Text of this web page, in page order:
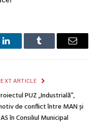
LinkedInTumblr Email
ARTICLE
PUZ „Industrială”,
de conflict între MAN și
în Consiliul Municipal